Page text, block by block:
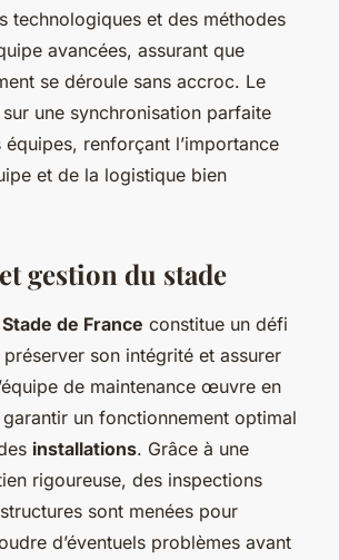
technologiques et des méthodes
avancées, assurant que
se déroule sans accroc. Le
une synchronisation parfaite
renforçant l’importance
et de la logistique bien
gestion du stade
de France constitue un défi
son intégrité et assurer
de maintenance œuvre en
un fonctionnement optimal
installations. Grâce à une
rigoureuse, des inspections
sont menées pour
d’éventuels problèmes avant